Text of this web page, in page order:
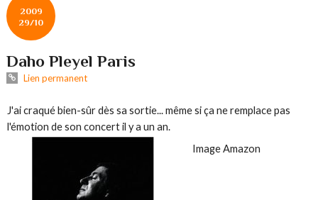
2009
29/10
Daho Pleyel Paris
Lien permanent
J'ai craqué bien-sûr dès sa sortie... même si ça ne remplace pas
l'émotion de son concert il y a un an.
Image Amazon